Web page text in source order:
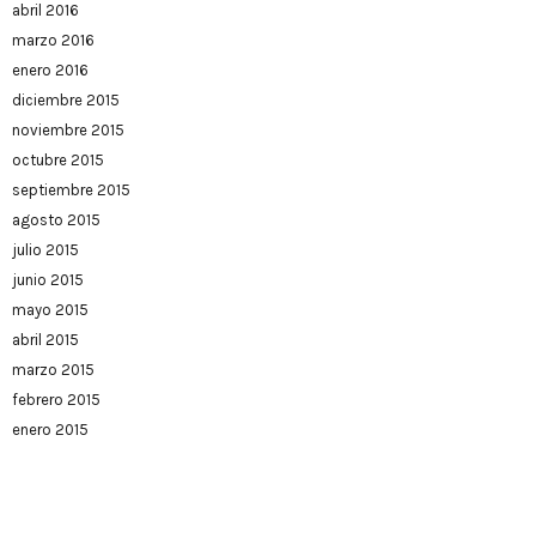
abril 2016
marzo 2016
enero 2016
diciembre 2015
noviembre 2015
octubre 2015
septiembre 2015
agosto 2015
julio 2015
junio 2015
mayo 2015
abril 2015
marzo 2015
febrero 2015
enero 2015